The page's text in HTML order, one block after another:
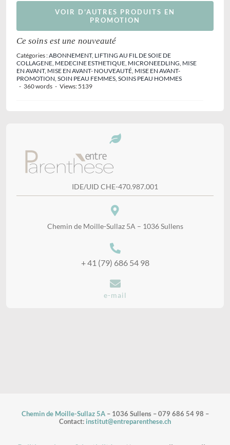
IDE/UID CHE-470.987.001
Chemin de Moille-Sullaz 5A – 1036 Sullens
+ 41 (79) 686 54 98
e-mail
VOIR D’AUTRES PRODUITS EN
PROMOTION
Ce soins est une nouveauté
Catégories :ABONNEMENT, LIFTING AU FIL DE SOIE DE
COLLAGENE, MEDECINE ESTHETIQUE, MICRONEEDLING MISE
EN AVANT, MISE EN AVANT- NOUVEAUTÉ, MISE EN AVANT-
PROMOTION SOIN PEAU FEMMES, SOINS PEAU HOMMES
- 360 words - Views: 5139
Chemin de Moille-Sullaz 5A– 1036 Sullens – 079 686 54 98 –
Contact: institut@entreparenthese.ch